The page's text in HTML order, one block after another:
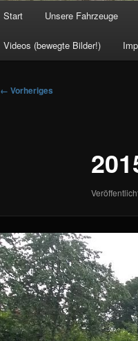
Start Unsere Fahrzeuge
Videos (bewegte Bilder!)
Bilder-
← Vorheriges